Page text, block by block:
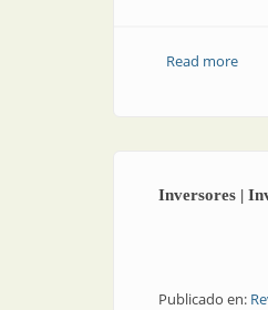
Read more
Inversores |
Publicado en: